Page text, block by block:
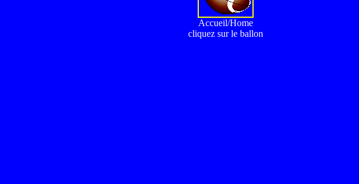
Accueil/Home
cliquez sur le ballon